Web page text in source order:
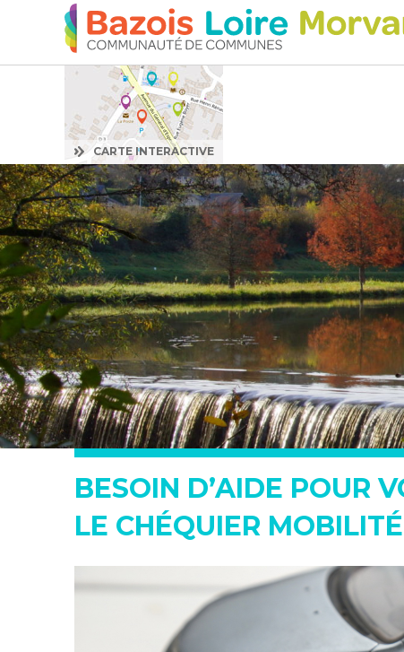
CARTE INTERACTIVE
BESOIN D’AIDE POUR
LE CHÉQUIER MOBILITÉ